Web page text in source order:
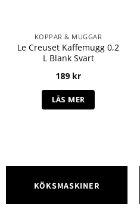
KOPPAR & MUGGAR
Le Creuset Kaffemugg 0,2
L Blank Svart
189 kr
LÄS MER
KÖKSMASKINER